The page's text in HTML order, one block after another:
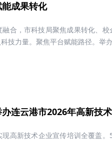
成果转化
合，市科技局聚焦成果转化、
技力量。聚焦平台赋能路径。举
连云港市2026年高新技
高新技术企业宣传培训全覆盖